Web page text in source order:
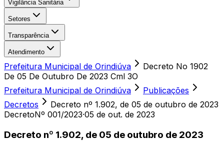
Vigilância Sanitária
Setores
Transparência
Atendimento
Prefeitura Municipal de Orindiúva
Decreto No 1902
De 05 De Outubro De 2023 Cml 3O
Prefeitura Municipal de Orindiúva
Publicações
Decretos
Decreto nº 1.902, de 05 de outubro de 2023
DecretoNº 001/2023·05 de out. de 2023
Decreto nº 1.902, de 05 de outubro de 2023